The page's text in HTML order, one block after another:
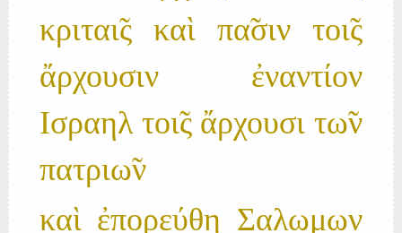
κριται̃ς καὶ πα̃σιν τοι̃ς
ἄρχουσιν ἐναντίον
Ισραηλ τοι̃ς ἄρχουσι τω̃ν
πατριω̃ν
καὶ ἐπορεύθη Σαλωμων